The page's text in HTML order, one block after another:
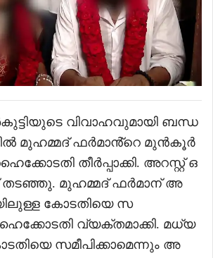
വിവാഹവുമായി ബന്ധ
മുഹമ്മദ് ഫർമാൻ്റെ മുൻകൂർ
തീർപ്പാക്കി. അറസ്റ്റ് ഒ
തടഞ്ഞു. മുഹമ്മദ് ഫർമാന് അ
കോടതിയെ സ
ഹൈക്കോടതി വ്യക്തമാക്കി. മധ്യ
സമീപിക്കാമെന്നും അ